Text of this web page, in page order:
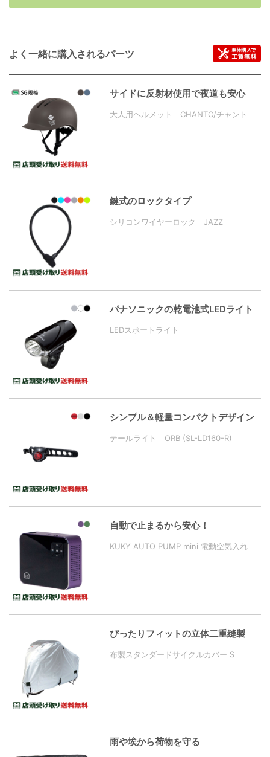
よく一緒に購入されるパーツ
サイドに反射材使用で夜道も安心
大人用ヘルメット CHANTO/チャント
鍵式のロックタイプ
シリコンワイヤーロック JAZZ
パナソニックの乾電池式LEDライト
LEDスポートライト
シンプル＆軽量コンパクトデザイン
テールライト ORB (SL-LD160-R)
自動で止まるから安心！
KUKY AUTO PUMP mini 電動空気入れ
ぴったりフィットの立体二重縫製
布製スタンダードサイクルカバー S
雨や埃から荷物を守る